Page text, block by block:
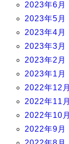
2023年6月
2023年5月
2023年4月
2023年3月
2023年2月
2023年1月
2022年12月
2022年11月
2022年10月
2022年9月